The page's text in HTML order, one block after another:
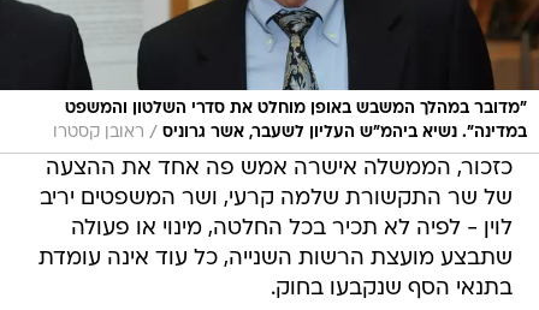
"מדובר במהלך המשבש באופן מוחלט את סדרי השלטון והמשפט
במדינה". נשיא ביהמ"ש העליון לשעבר, אשר גרוניס / ראובן קסטרו
כזכור, הממשלה אישרה אמש פה אחד את ההצעה
של שר התקשורת שלמה קרעי, ושר המשפטים יריב
לוין - לפיה לא תכיר בכל החלטה, מינוי או פעולה
שתבצע מועצת הרשות השנייה, כל עוד אינה עומדת
בתנאי הסף שנקבעו בחוק.